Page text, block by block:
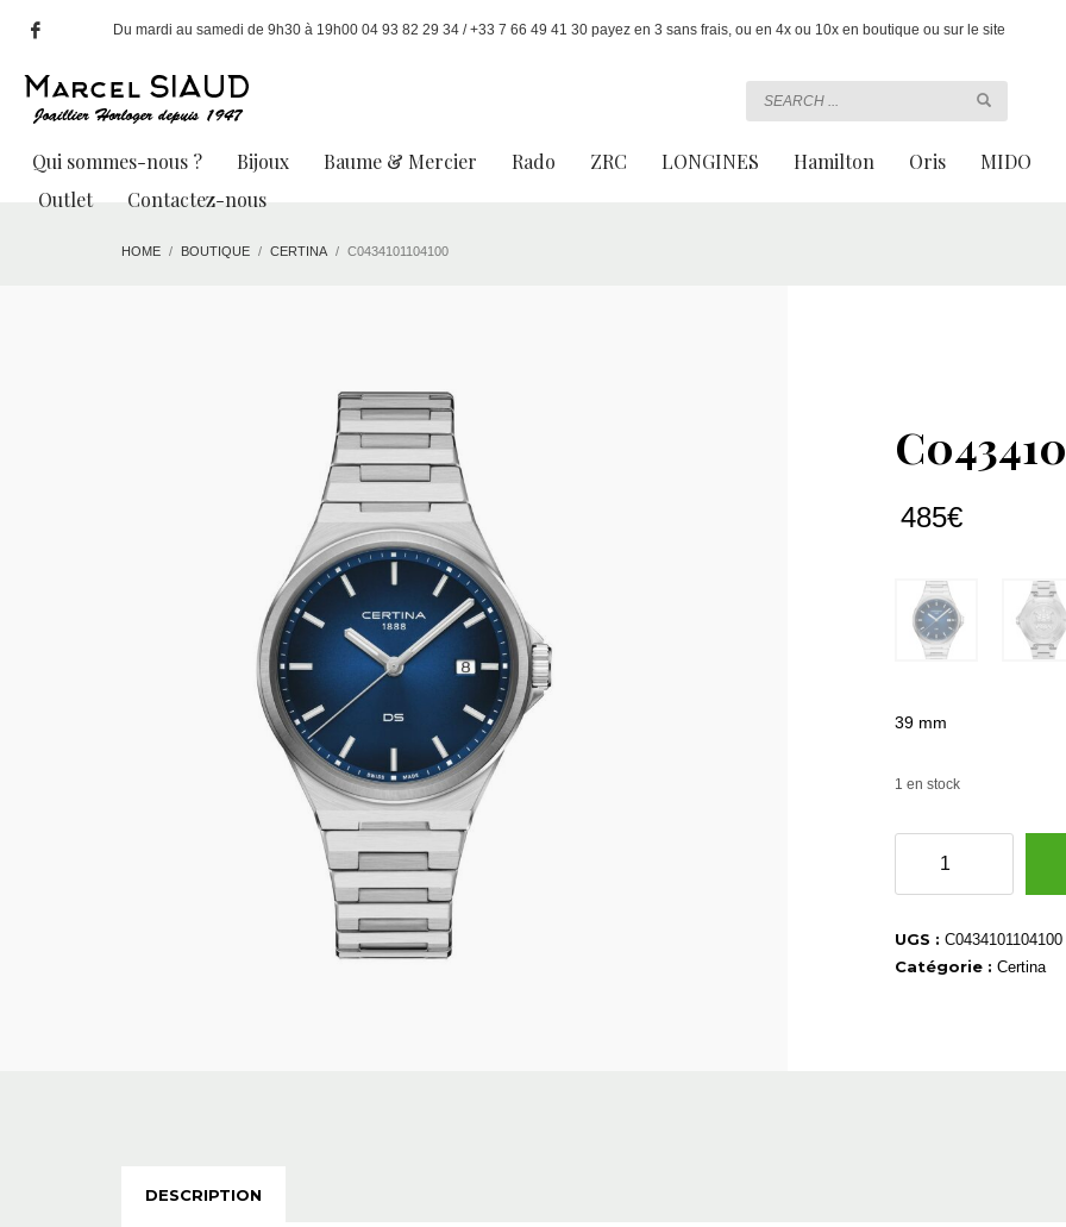
Du mardi au samedi de 9h30 à 19h00 04 93 82 29 34 / +33 7 66 49 41 30 payez en 3 sans frais, ou en 4x ou 10x en boutique ou sur le site
Qui sommes-nous ? Bijoux Baume & Mercier Rado ZRC LONGINES Hamilton Oris
MIDO
Outlet
Contactez-nous
HOME BOUTIQUE CERTINA C0434101104100
485€
39 mm
1 en stock
C0434101104100
UGS : C0434101104100
Catégorie : Certina
DESCRIPTION